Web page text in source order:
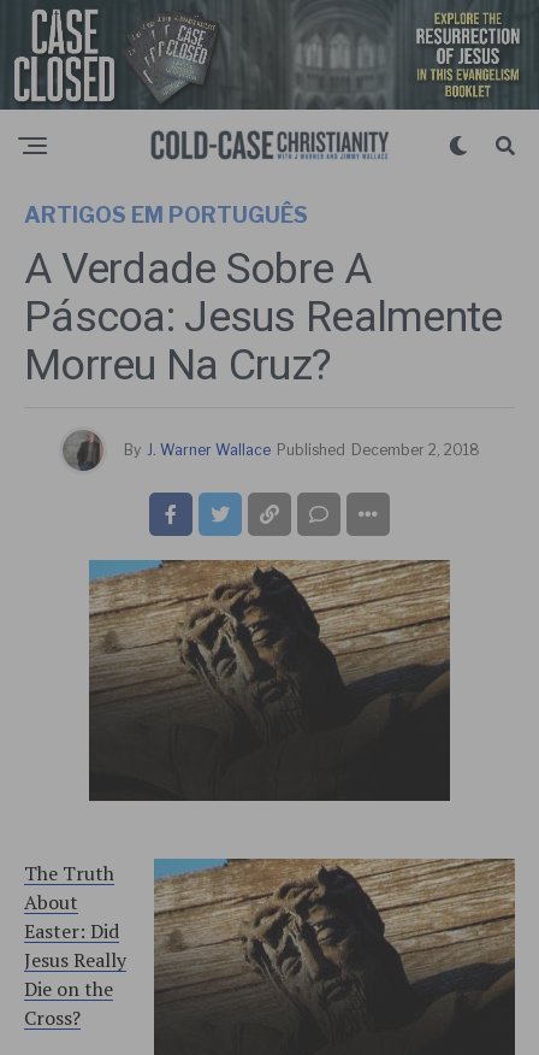
ARTIGOS EM PORTUGUÊS
A Verdade Sobre A
Páscoa: Jesus Realmente
Morreu Na Cruz?
By J. Warner Wallace Published December 2, 2018
The Truth
About
Easter: Did
Jesus Really
Die on the
Cross?